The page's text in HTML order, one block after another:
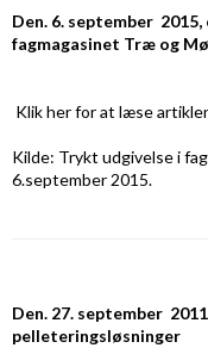
Den. 6. september
fagmagasinet Træ og
Klik herfor at læse
Kilde: Trykt udgivelse i
6.september 2015.
Den. 27. september
pelleteringsløsninger